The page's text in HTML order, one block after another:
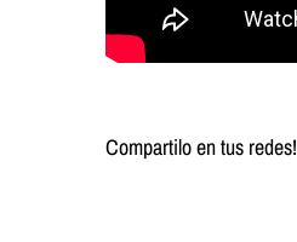
Compartilo en tus redes!